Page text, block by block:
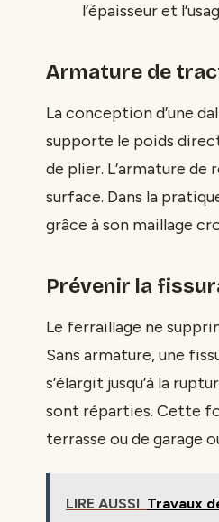
l’épaisseur et
Armature de
La conception d’une
supporte le poids
de plier. L’armature
surface. Dans la
grâce à son maillage
Prévenir la
Le ferraillage ne
Sans armature, une
s’élargit jusqu’à la
sont réparties. Cette
terrasse ou de garage
LIRE AUSSI Travaux